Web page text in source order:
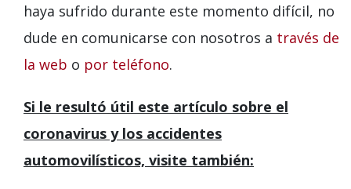
haya sufrido durante este momento difícil, no
dude en comunicarse con nosotros a través de
la web o por teléfono.
Si le resultó útil este artículo sobre el
coronavirus y los accidentes
automovilísticos, visite también: